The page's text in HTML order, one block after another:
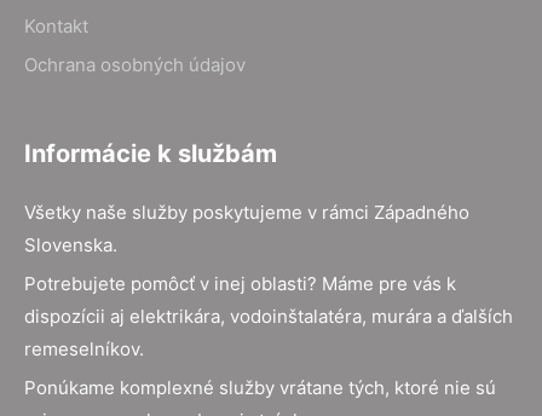
Kontakt
Ochrana osobných údajov
Informácie k službám
Všetky naše služby poskytujeme v rámci Západného
Slovenska.
Potrebujete pomôcť v inej oblasti? Máme pre vás k
dispozícii aj elektrikára, vodoinštalatéra, murára a ďalších
remeselníkov.
Ponúkame komplexné služby vrátane tých, ktoré nie sú